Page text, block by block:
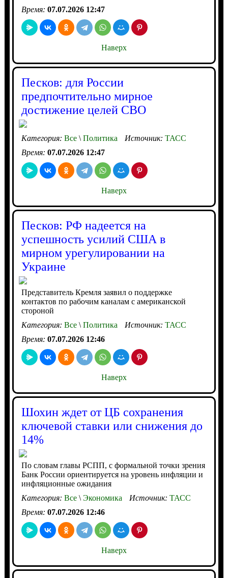
Время: 07.07.2026 12:47
Наверх
Песков: для России
предпочтительно мирное
достижение целей СВО
Категория: Все\Политика Источник: ТАСС
Время: 07.07.2026 12:47
Наверх
Песков: РФ надеется на
успешность усилий США в
мирном урегулировании на
Украине
Представитель Кремля заявил о поддержке
контактов по рабочим каналам с американской
стороной
Категория: Все\Политика Источник: ТАСС
Время: 07.07.2026 12:46
Наверх
Шохин ждет от ЦБ сохранения
ключевой ставки или снижения до
14%
По словам главы РСПП, с формальной точки зрения
Банк России ориентируется на уровень инфляции и
инфляционные ожидания
Категория: Все\Экономика Источник: ТАСС
Время: 07.07.2026 12:46
Наверх